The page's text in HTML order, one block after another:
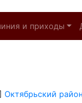
и приходы
Октябрьский район